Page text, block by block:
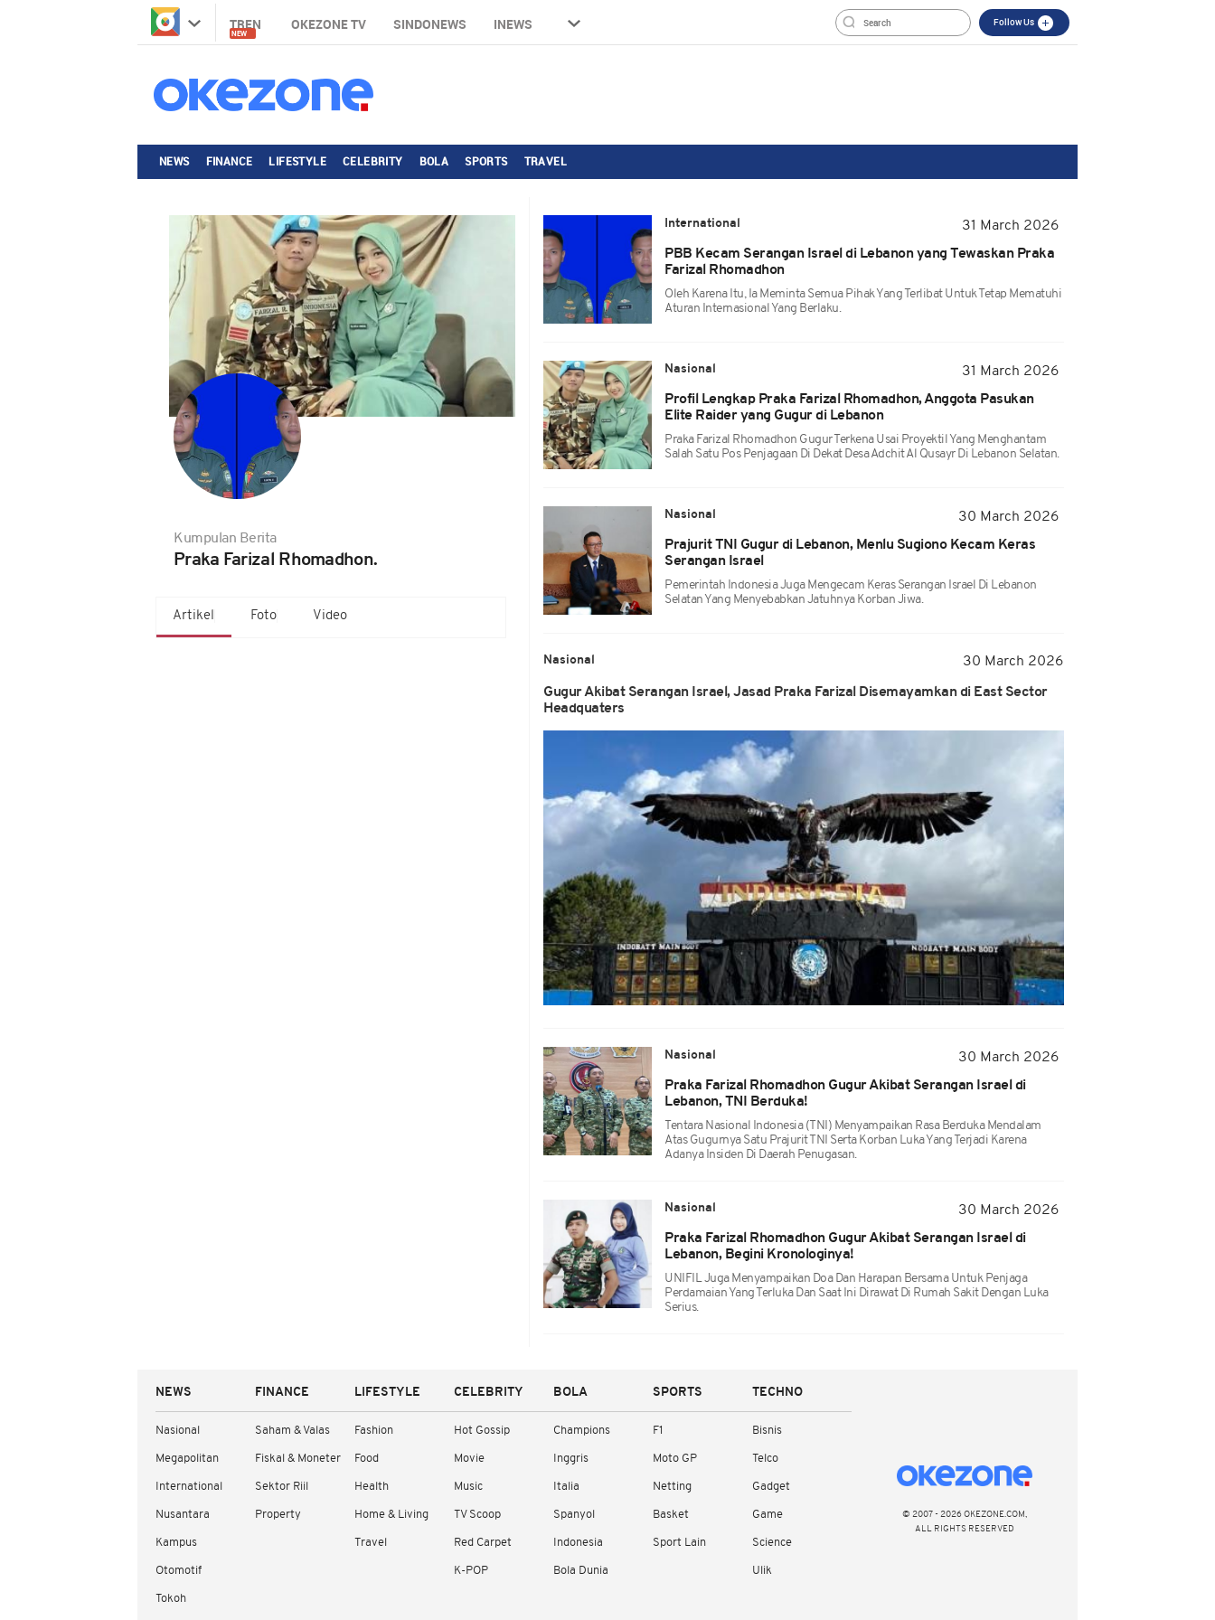
TREN
NEW
OKEZONE TV SINDONEWS INEWS Follow Us
NEWS FINANCE LIFESTYLE CELEBRITY BOLA SPORTS TRAVEL
Kumpulan Berita
Praka Farizal Rhomadhon.
Artikel Foto Video
International
31 March 2026
PBB Kecam Serangan Israel di Lebanon yang Tewaskan Praka
Farizal Rhomadhon
Oleh Karena Itu, Ia Meminta Semua Pihak Yang Terlibat Untuk Tetap Mematuhi
Aturan Internasional Yang Berlaku.
Nasional
31 March 2026
Profil Lengkap Praka Farizal Rhomadhon, Anggota Pasukan
Elite Raider yang Gugur di Lebanon
Praka Farizal Rhomadhon Gugur Terkena Usai Proyektil Yang Menghantam
Salah Satu Pos Penjagaan Di Dekat Desa Adchit Al Qusayr Di Lebanon Selatan.
Nasional
30 March 2026
Prajurit TNI Gugur di Lebanon, Menlu Sugiono Kecam Keras
Serangan Israel
Pemerintah Indonesia Juga Mengecam Keras Serangan Israel Di Lebanon
Selatan Yang Menyebabkan Jatuhnya Korban Jiwa.
Nasional 30 March 2026
Gugur Akibat Serangan Israel, Jasad Praka Farizal Disemayamkan di East Sector
Headquaters
Nasional
30 March 2026
Praka Farizal Rhomadhon Gugur Akibat Serangan Israel di
Lebanon, TNI Berduka!
Tentara Nasional Indonesia (TNI) Menyampaikan Rasa Berduka Mendalam
Atas Gugurnya Satu Prajurit TNI Serta Korban Luka Yang Terjadi Karena
Adanya Insiden Di Daerah Penugasan.
Nasional
30 March 2026
Praka Farizal Rhomadhon Gugur Akibat Serangan Israel di
Lebanon, Begini Kronologinya!
UNIFIL Juga Menyampaikan Doa Dan Harapan Bersama Untuk Penjaga
Perdamaian Yang Terluka Dan Saat Ini Dirawat Di Rumah Sakit Dengan Luka
Serius.
NEWS
Nasional
Megapolitan
International
Nusantara
Kampus
Otomotif
Tokoh
FINANCE
Saham & Valas
Fiskal & Moneter
Sektor Riil
Property
LIFESTYLE
Fashion
Food
Health
Home & Living
Travel
CELEBRITY
Hot Gossip
Movie
Music
TV Scoop
Red Carpet
K-POP
BOLA
Champions
Inggris
Italia
Spanyol
Indonesia
Bola Dunia
SPORTS
F1
Moto GP
Netting
Basket
Sport Lain
TECHNO
Bisnis
Telco
Gadget
Game
Science
Ulik
© 2007 - 2026 OKEZONE.COM,
ALL RIGHTS RESERVED